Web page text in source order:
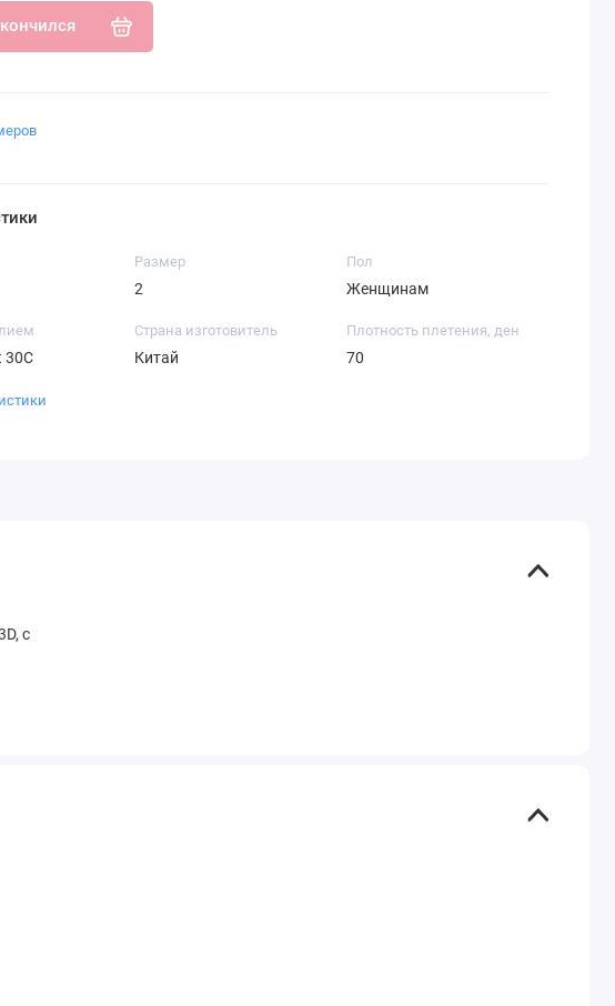
Размер
2
Пол
Женщинам
30С
Страна изготовитель
Китай
Плотность плетения, ден
70
с